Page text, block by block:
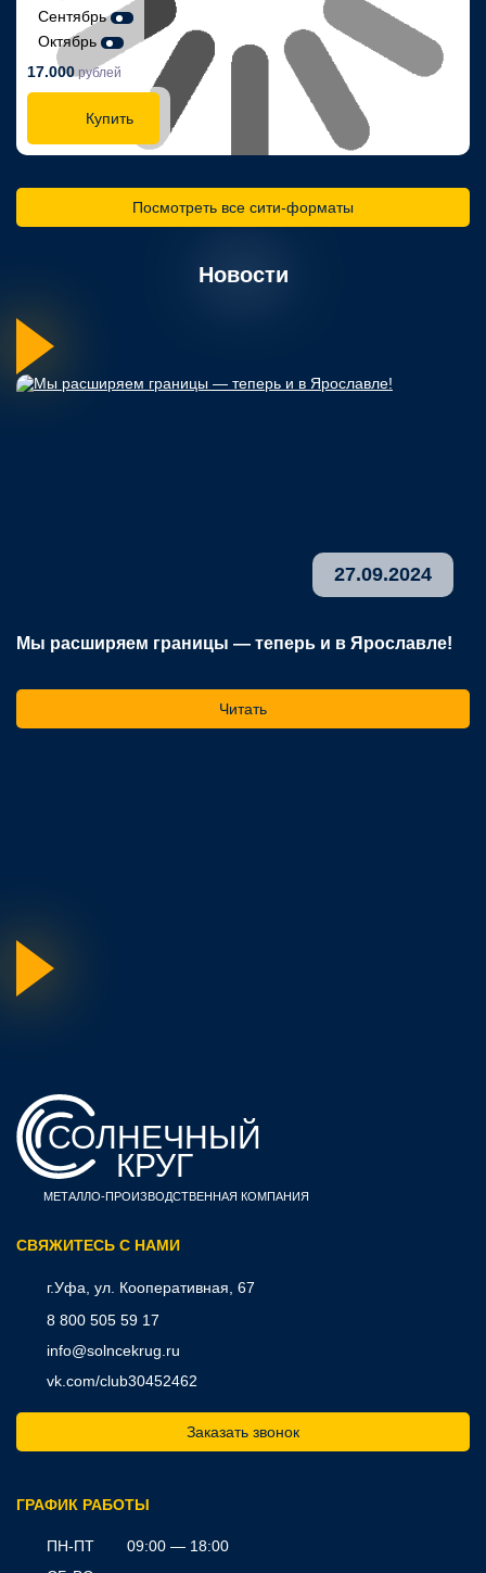
Сентябрь
Октябрь
17.000рублей
Купить
Посмотреть все сити-форматы
Новости
27.09.2024
Мы расширяем границы — теперь и в Ярославле!
Читать
СОЛНЕЧНЫЙ
КРУГ
МЕТАЛЛО-ПРОИЗВОДСТВЕННАЯ КОМПАНИЯ
CВЯЖИТЕСЬ С НАМИ
г.Уфа, ул. Кооперативная, 67
8 800 505 59 17
info@solncekrug.ru
vk.com/club30452462
Заказать звонок
ГРАФИК РАБОТЫ
ПН-ПТ
09:00 — 18:00